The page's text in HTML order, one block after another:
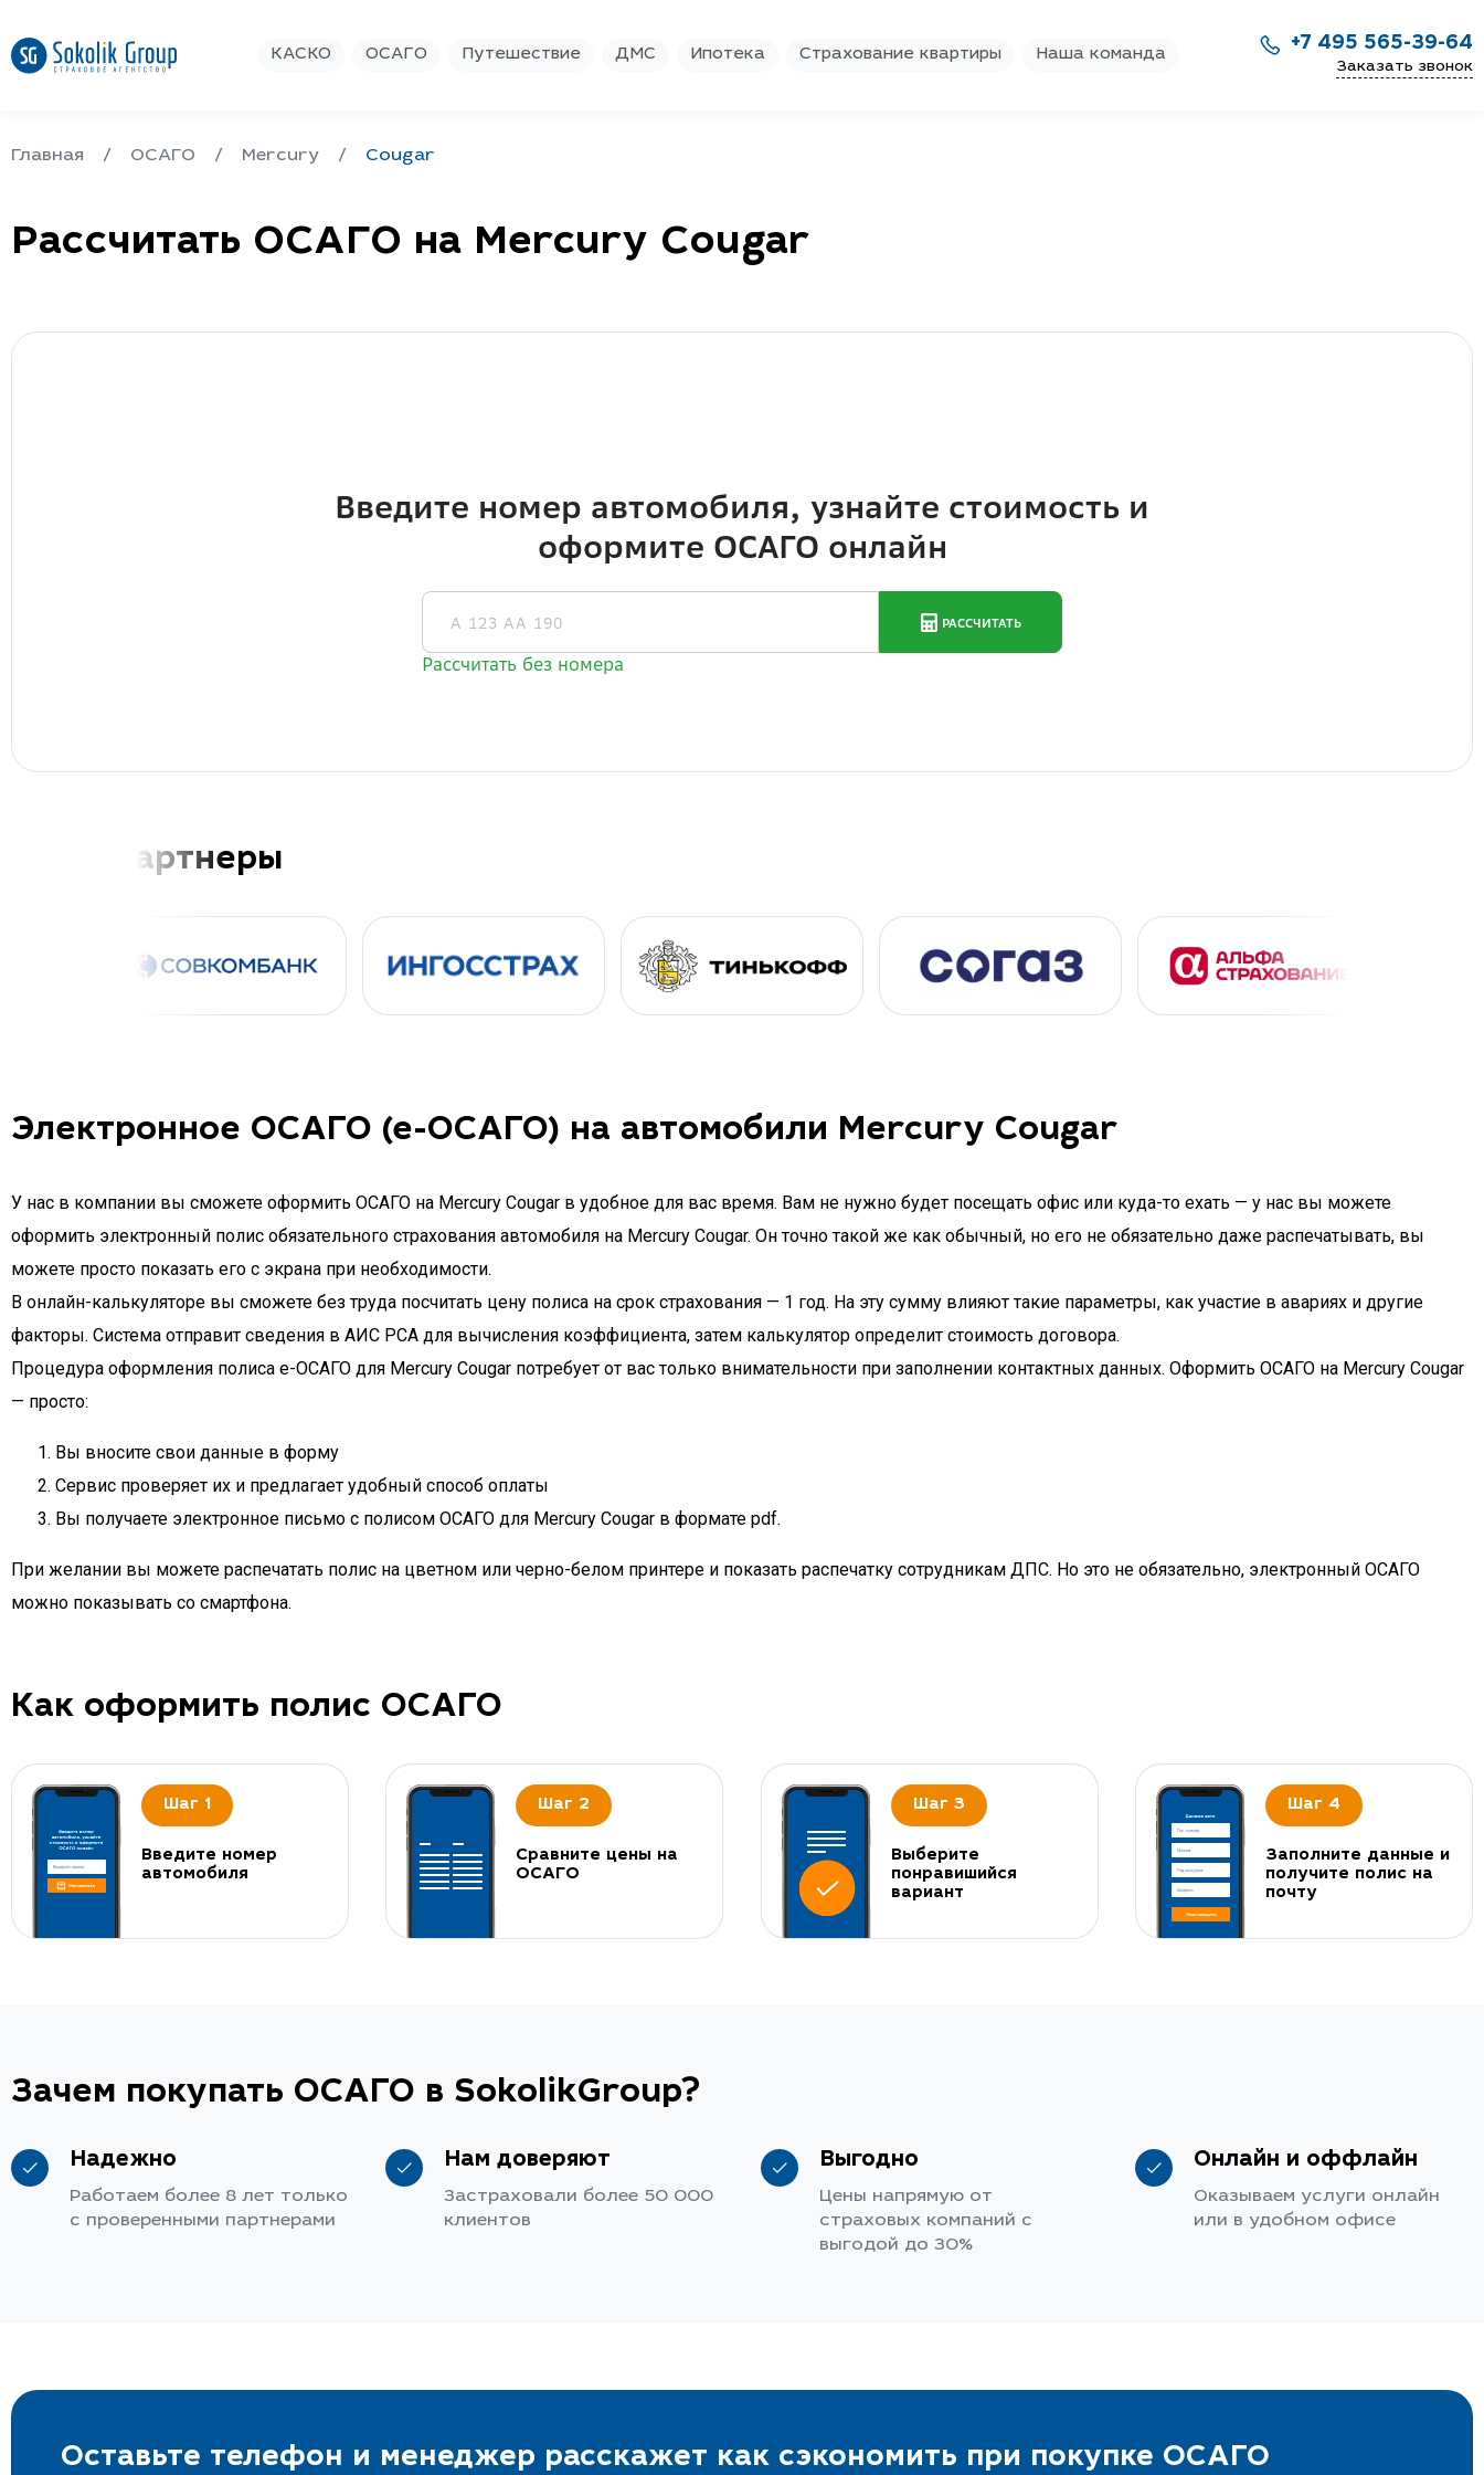
КАСКО ОСАГО Путешествие ДМС Ипотека Страхование квартиры Наша команда
+7 495 565-39-64
Заказать звонок
Главная ОСАГО Mercury Cougar
Рассчитать ОСАГО на Mercury Cougar
Наши партнеры
Электронное ОСАГО (е-ОСАГО) на автомобили Mercury Cougar
У нас в компании вы сможете оформить ОСАГО на Mercury Cougar в удобное для вас время. Вам не нужно будет посещать офис или куда-то ехать — у нас вы можете
оформить электронный полис обязательного страхования автомобиля на Mercury Cougar. Он точно такой же как обычный, но его не обязательно даже распечатывать, вы
можете просто показать его с экрана при необходимости.
В онлайн-калькуляторе вы сможете без труда посчитать цену полиса на срок страхования — 1 год. На эту сумму влияют такие параметры, как участие в авариях и другие
факторы. Система отправит сведения в АИС РСА для вычисления коэффициента, затем калькулятор определит стоимость договора.
Процедура оформления полиса e-ОСАГО для Mercury Cougar потребует от вас только внимательности при заполнении контактных данных. Оформить ОСАГО на Mercury Cougar
— просто:
Вы вносите свои данные в форму
Сервис проверяет их и предлагает удобный способ оплаты
Вы получаете электронное письмо с полисом ОСАГО для Mercury Cougar в формате pdf.
При желании вы можете распечатать полис на цветном или черно-белом принтере и показать распечатку сотрудникам ДПС. Но это не обязательно, электронный ОСАГО
можно показывать со смартфона.
Как оформить полис ОСАГО
Шаг 1
Введите номер
автомобиля
Шаг 2
Сравните цены на
ОСАГО
Шаг 3
Выберите
понравишийся
вариант
Шаг 4
Заполните данные и
получите полис на
почту
Зачем покупать ОСАГО в SokolikGroup?
Надежно
Работаем более 8 лет только
с проверенными партнерами
Нам доверяют
Застраховали более 50 000
клиентов
Выгодно
Цены напрямую от
страховых компаний с
выгодой до 30%
Онлайн и оффлайн
Оказываем услуги онлайн
или в удобном офисе
Оставьте телефон и менеджер расскажет как сэкономить при покупке ОСАГО